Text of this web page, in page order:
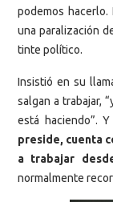
podemos hacerlo.
una paralización
tinte político.
Insistió en su
salgan a trabajar,
está haciendo”.
preside, cuenta
a trabajar
normalmente